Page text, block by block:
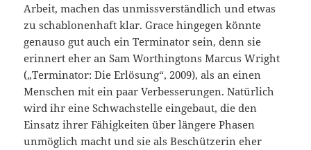
Arbeit, machen das unmissverständlich und etwas
zu schablonenhaft klar. Grace hingegen könnte
genauso gut auch ein Terminator sein, denn sie
erinnert eher an Sam Worthingtons Marcus Wright
(„Terminator: Die Erlösung“, 2009), als an einen
Menschen mit ein paar Verbesserungen. Natürlich
wird ihr eine Schwachstelle eingebaut, die den
Einsatz ihrer Fähigkeiten über längere Phasen
unmöglich macht und sie als Beschützerin eher